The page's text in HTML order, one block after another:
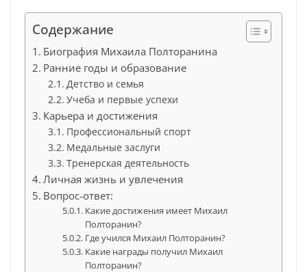
Содержание
Биография Михаила Полторанина
Ранние годы и образование
Детство и семья
Учеба и первые успехи
Карьера и достижения
Профессиональный спорт
Медальные заслуги
Тренерская деятельность
Личная жизнь и увлечения
Вопрос-ответ:
Какие достижения имеет Михаил
Полторанин?
Где учился Михаил Полторанин?
Какие награды получил Михаил
Полторанин?